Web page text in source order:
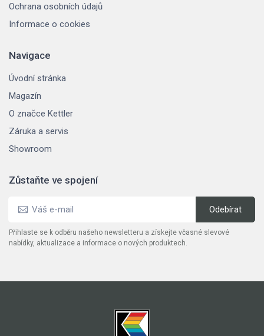
Ochrana osobních údajů
Informace o cookies
Navigace
Úvodní stránka
Magazín
O značce Kettler
Záruka a servis
Showroom
Zůstaňte ve spojení
Přihlaste se k odběru našeho newsletteru a získejte včasné slevové
nabídky, aktualizace a informace o nových produktech.